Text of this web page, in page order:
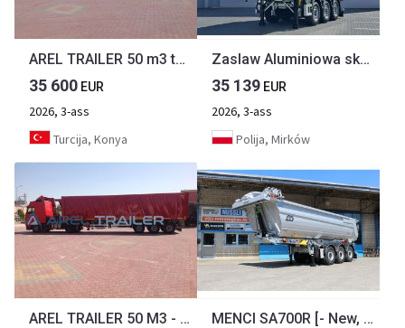
AREL TRAILER 50 m3 to 85m3 SCRAP TIPPER TRAILER
35 600 EUR
2026, 3-ass
Turcija, Konya
Zaslaw Aluminiowa skrzynia 28-33m3
35 139 EUR
2026, 3-ass
Polija, Mirków
AREL TRAILER 50 M3 - 85 M3 SCRAP TIPPER TRAILER MENCI SA700R [- New, Never Used! - ]